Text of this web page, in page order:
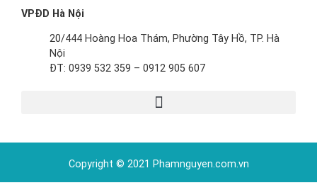
VPĐD Hà Nội
20/444 Hoàng Hoa Thám, Phường Tây Hồ, TP. Hà
Nội
ĐT: 0939 532 359 – 0912 905 607
Copyright © 2021 Phamnguyen.com.vn